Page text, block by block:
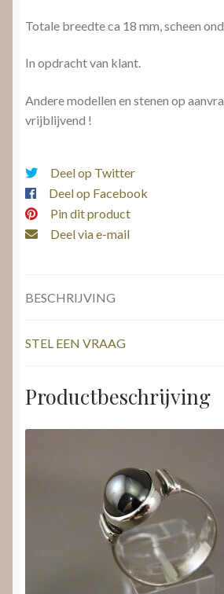
Totale breedte ca 18 mm, scheen
In opdracht van klant.
Andere modellen en stenen op
vrijblijvend !
Deel op Twitter
Deel op Facebook
Pin dit product
Deel via e-mail
BESCHRIJVING
STEL EEN VRAAG
Productbeschrijving